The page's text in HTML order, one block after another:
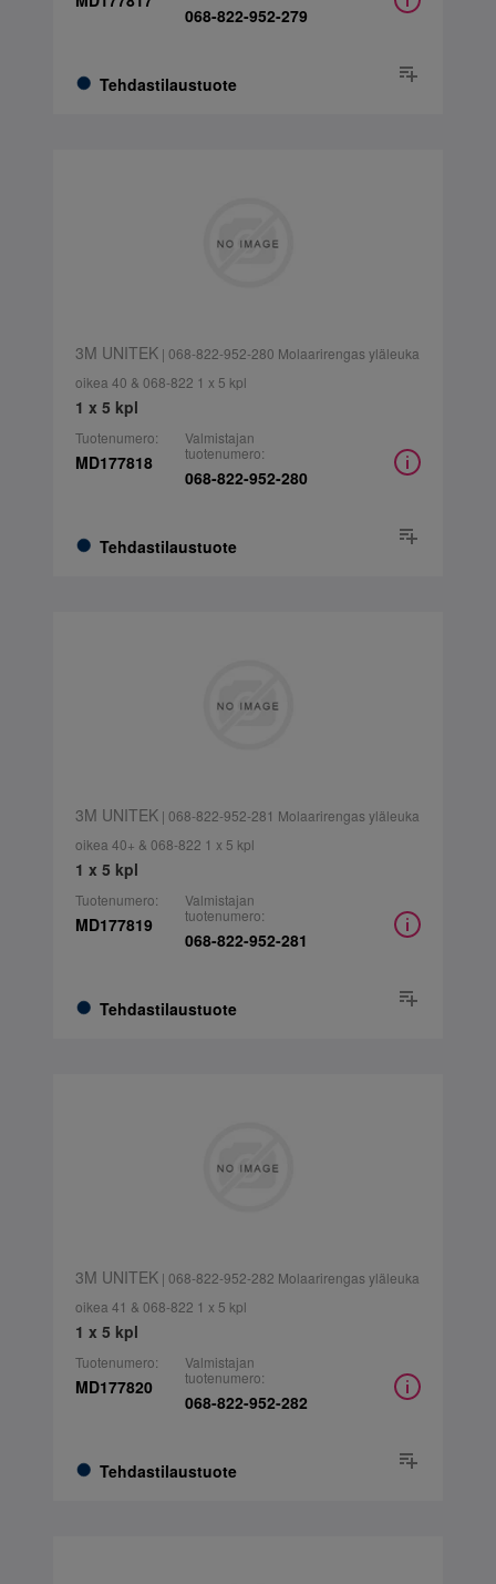
Tehdastilaustuote
068-822-952-279
3M UNITEK| 068-822-952-280 Molaarirengas yläleuka
oikea 40 & 068-822 1 x 5 kpl
1 x 5 kpl
Tuotenumero:
MD177818
Tehdastilaustuote
Valmistajan
tuotenumero:
068-822-952-280
3M UNITEK| 068-822-952-281 Molaarirengas yläleuka
oikea 40+ & 068-822 1 x 5 kpl
1 x 5 kpl
Tuotenumero:
MD177819
Tehdastilaustuote
Valmistajan
tuotenumero:
068-822-952-281
3M UNITEK| 068-822-952-282 Molaarirengas yläleuka
oikea 41 & 068-822 1 x 5 kpl
1 x 5 kpl
Tuotenumero:
MD177820
Tehdastilaustuote
Valmistajan
tuotenumero:
068-822-952-282